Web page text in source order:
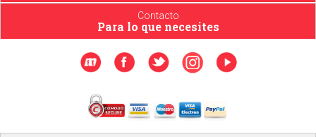
Contacto
Para lo que necesites